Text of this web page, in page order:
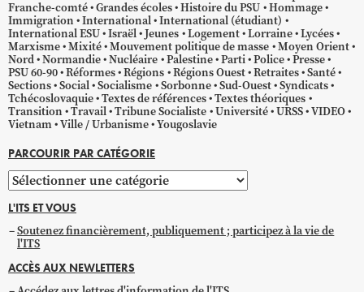
Franche-comté Grandes écoles Histoire du PSU Hommage
Immigration International International (étudiant)
International ESU Israël Jeunes Logement Lorraine Lycées
Marxisme Mixité Mouvement politique de masse Moyen Orient
Nord Normandie Nucléaire Palestine Parti Police Presse
PSU 60-90 Réformes Régions Régions Ouest Retraites Santé
Sections Social Socialisme Sorbonne Sud-Ouest Syndicats
Tchécoslovaquie Textes de références Textes théoriques
Transition Travail Tribune Socialiste Université URSS VIDEO
Vietnam Ville / Urbanisme Yougoslavie
PARCOURIR PAR CATÉGORIE
Parcourir
par
catégorie
L'ITS ET VOUS
Soutenez financièrement, publiquement ; participez à la vie de
l'ITS
ACCÈS AUX NEWLETTERS